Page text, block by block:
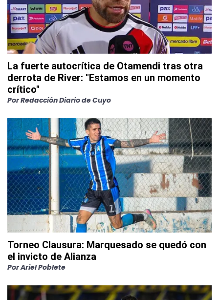
La fuerte autocrítica de Otamendi tras otra
derrota de River: "Estamos en un momento
crítico"
PorRedacción Diario de Cuyo
Torneo Clausura: Marquesado se quedó con
el invicto de Alianza
PorAriel Poblete